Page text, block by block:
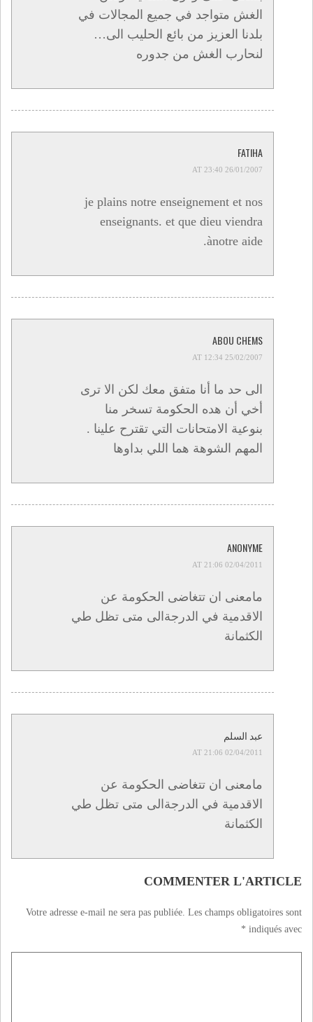
الغش متواجد في جميع المجالات في
بلدنا العزيز من بائع الحليب الى…
لنحارب الغش من جدوره
FATIHA
26/01/2007 AT 23:40
je plains notre enseignement et nos
enseignants. et que dieu viendra
ànotre aide.
ABOU CHEMS
25/02/2007 AT 12:34
الى حد ما أنا متفق معك لكن الا ترى
أخي أن هده الحكومة تسخر منا
بنوعية الامتحانات التي تقترح علينا .
المهم الشوهة هما اللي بداوها
ANONYME
02/04/2011 AT 21:06
مامعنى ان تتغاضى الحكومة عن
الاقدمية في الدرجةالى متى تظل طي
الكثمانة
عبد السلم
02/04/2011 AT 21:06
مامعنى ان تتغاضى الحكومة عن
الاقدمية في الدرجةالى متى تظل طي
الكثمانة
COMMENTER L'ARTICLE
Votre adresse e-mail ne sera pas publiée. Les champs obligatoires sont
indiqués avec
*